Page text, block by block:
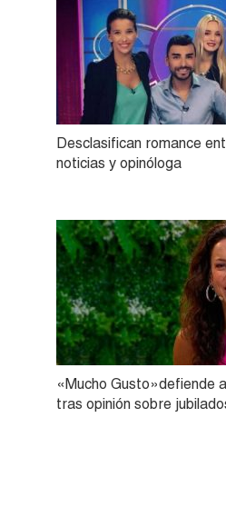
Desclasifican romance
noticias y opinóloga
«Mucho Gusto»defiende
tras opinión sobre